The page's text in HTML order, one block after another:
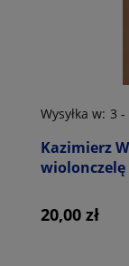
Kazimierz
Wysyłka w: 3 -
20,00 zł